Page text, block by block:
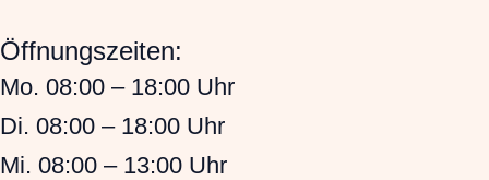
Öffnungszeiten:
Mo. 08:00 – 18:00 Uhr
Di. 08:00 – 18:00 Uhr
Mi. 08:00 – 13:00 Uhr